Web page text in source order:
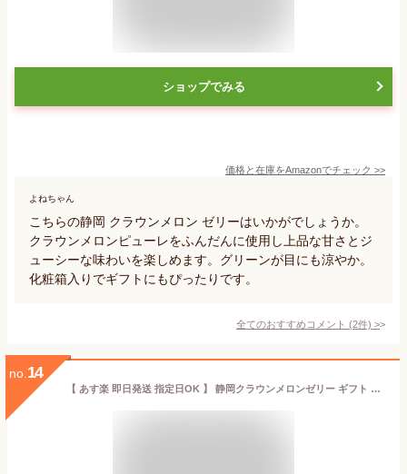
ショップでみる
価格と在庫をAmazonでチェック >>
よねちゃん
こちらの静岡 クラウンメロン ゼリーはいかがでしょうか。
クラウンメロンピューレをふんだんに使用し上品な甘さとジ
ューシーな味わいを楽しめます。グリーンが目にも涼やか。
化粧箱入りでギフトにもぴったりです。
全てのおすすめコメント (2件) >
no. 14
【 あす楽 即日発送 指定日OK 】 静岡クラウンメロンゼリー ギフト 4個セット【ブラウン】化粧箱 入 お菓子 マスクメロン 日持ち ホワイトデー 彼岸 父の日 内祝 誕生日 お見舞 お供 志 高級 手土産 スイーツ 常温保存 フルーツゼリー エスト